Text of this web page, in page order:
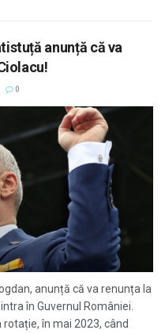
anunță că va
0
anunță că va renunța la
în Guvernul României.
în mai 2023, când